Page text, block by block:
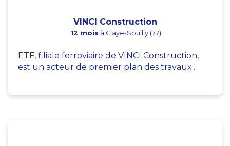
VINCI Construction
12 mois à Claye-Souilly (77)
ETF, filiale ferroviaire de VINCI Construction,
est un acteur de premier plan des travaux...